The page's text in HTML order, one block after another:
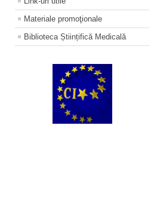
Materiale promoţionale
Biblioteca Științifică Medicală